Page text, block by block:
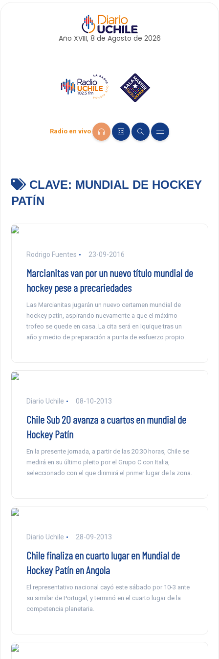
Año XVIII, 8 de Agosto de 2026
Radio en vivo
CLAVE: MUNDIAL DE HOCKEY
PATÍN
Rodrigo Fuentes 23-09-2016
Marcianitas van por un nuevo título mundial de
hockey pese a precariedades
Las Marcianitas jugarán un nuevo certamen mundial de
hockey patín, aspirando nuevamente a que el máximo
trofeo se quede en casa. La cita será en Iquique tras un
año y medio de preparación a punta de esfuerzo propio.
Diario Uchile 08-10-2013
Chile Sub 20 avanza a cuartos en mundial de
Hockey Patín
En la presente jornada, a partir de las 20:30 horas, Chile se
medirá en su último pleito por el Grupo C con Italia,
seleccionado con el que dirimirá el primer lugar de la zona.
Diario Uchile 28-09-2013
Chile finaliza en cuarto lugar en Mundial de
Hockey Patín en Angola
El representativo nacional cayó este sábado por 10-3 ante
su similar de Portugal, y terminó en el cuarto lugar de la
competencia planetaria.